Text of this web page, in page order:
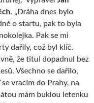
. „Dráha dnes bylo
o startu, pak to byla
Pak se mi
dařily, což byl klíč.
že titul dopadnul bez
Všechno se dařilo,
vracím do Prahy, na
mám buklou letenku